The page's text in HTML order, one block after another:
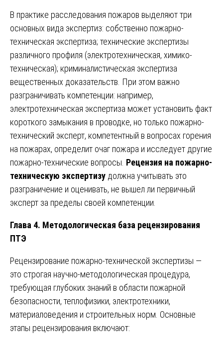
В практике расследования пожаров выделяют три
основных вида экспертиз: собственно пожарно-
техническая экспертиза; технические экспертизы
различного профиля (электротехническая, химико-
техническая); криминалистическая экспертиза
вещественных доказательств. При этом важно
разграничивать компетенции: например,
электротехническая экспертиза может установить факт
короткого замыкания в проводке, но только пожарно-
технический эксперт, компетентный в вопросах горения
на пожарах, определит очаг пожара и исследует другие
пожарно-технические вопросы. Рецензия на пожарно-
техническую экспертизу должна учитывать это
разграничение и оценивать, не вышел ли первичный
эксперт за пределы своей компетенции.
Глава 4. Методологическая база рецензирования
ПТЭ
Рецензирование пожарно-технической экспертизы —
это строгая научно-методологическая процедура,
требующая глубоких знаний в области пожарной
безопасности, теплофизики, электротехники,
материаловедения и строительных норм. Основные
этапы рецензирования включают: